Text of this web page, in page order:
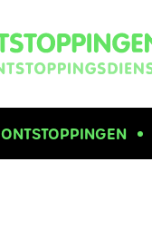
ONTSTOPPINGEN